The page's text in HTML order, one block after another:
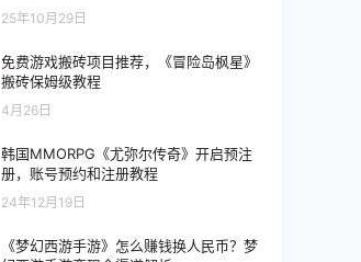
25年10月29日
免费游戏搬砖项目推荐，《冒险岛枫星》
搬砖保姆级教程
4月26日
韩国MMORPG《尤弥尔传奇》开启预注
册，账号预约和注册教程
24年12月19日
《梦幻西游手游》怎么赚钱换人民币？梦